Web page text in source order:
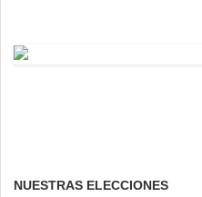
NUESTRAS ELECCIONES